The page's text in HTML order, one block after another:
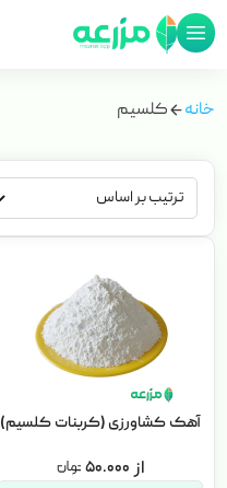
خانه کلسیم
آهک کشاورزی (کربنات کلسیم)
۵۰.۰۰۰